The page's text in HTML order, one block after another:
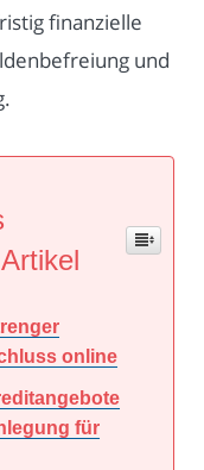
finanzielle
und
online
für